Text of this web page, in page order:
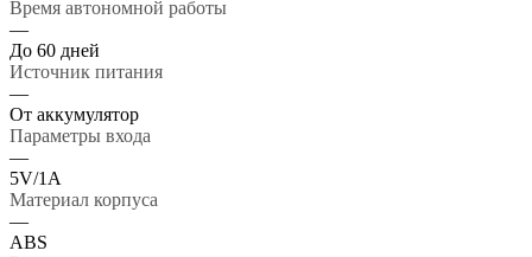
Время автономной работы
—
До 60 дней
Источник питания
—
От аккумулятор
Параметры входа
—
5V/1А
Материал корпуса
—
ABS